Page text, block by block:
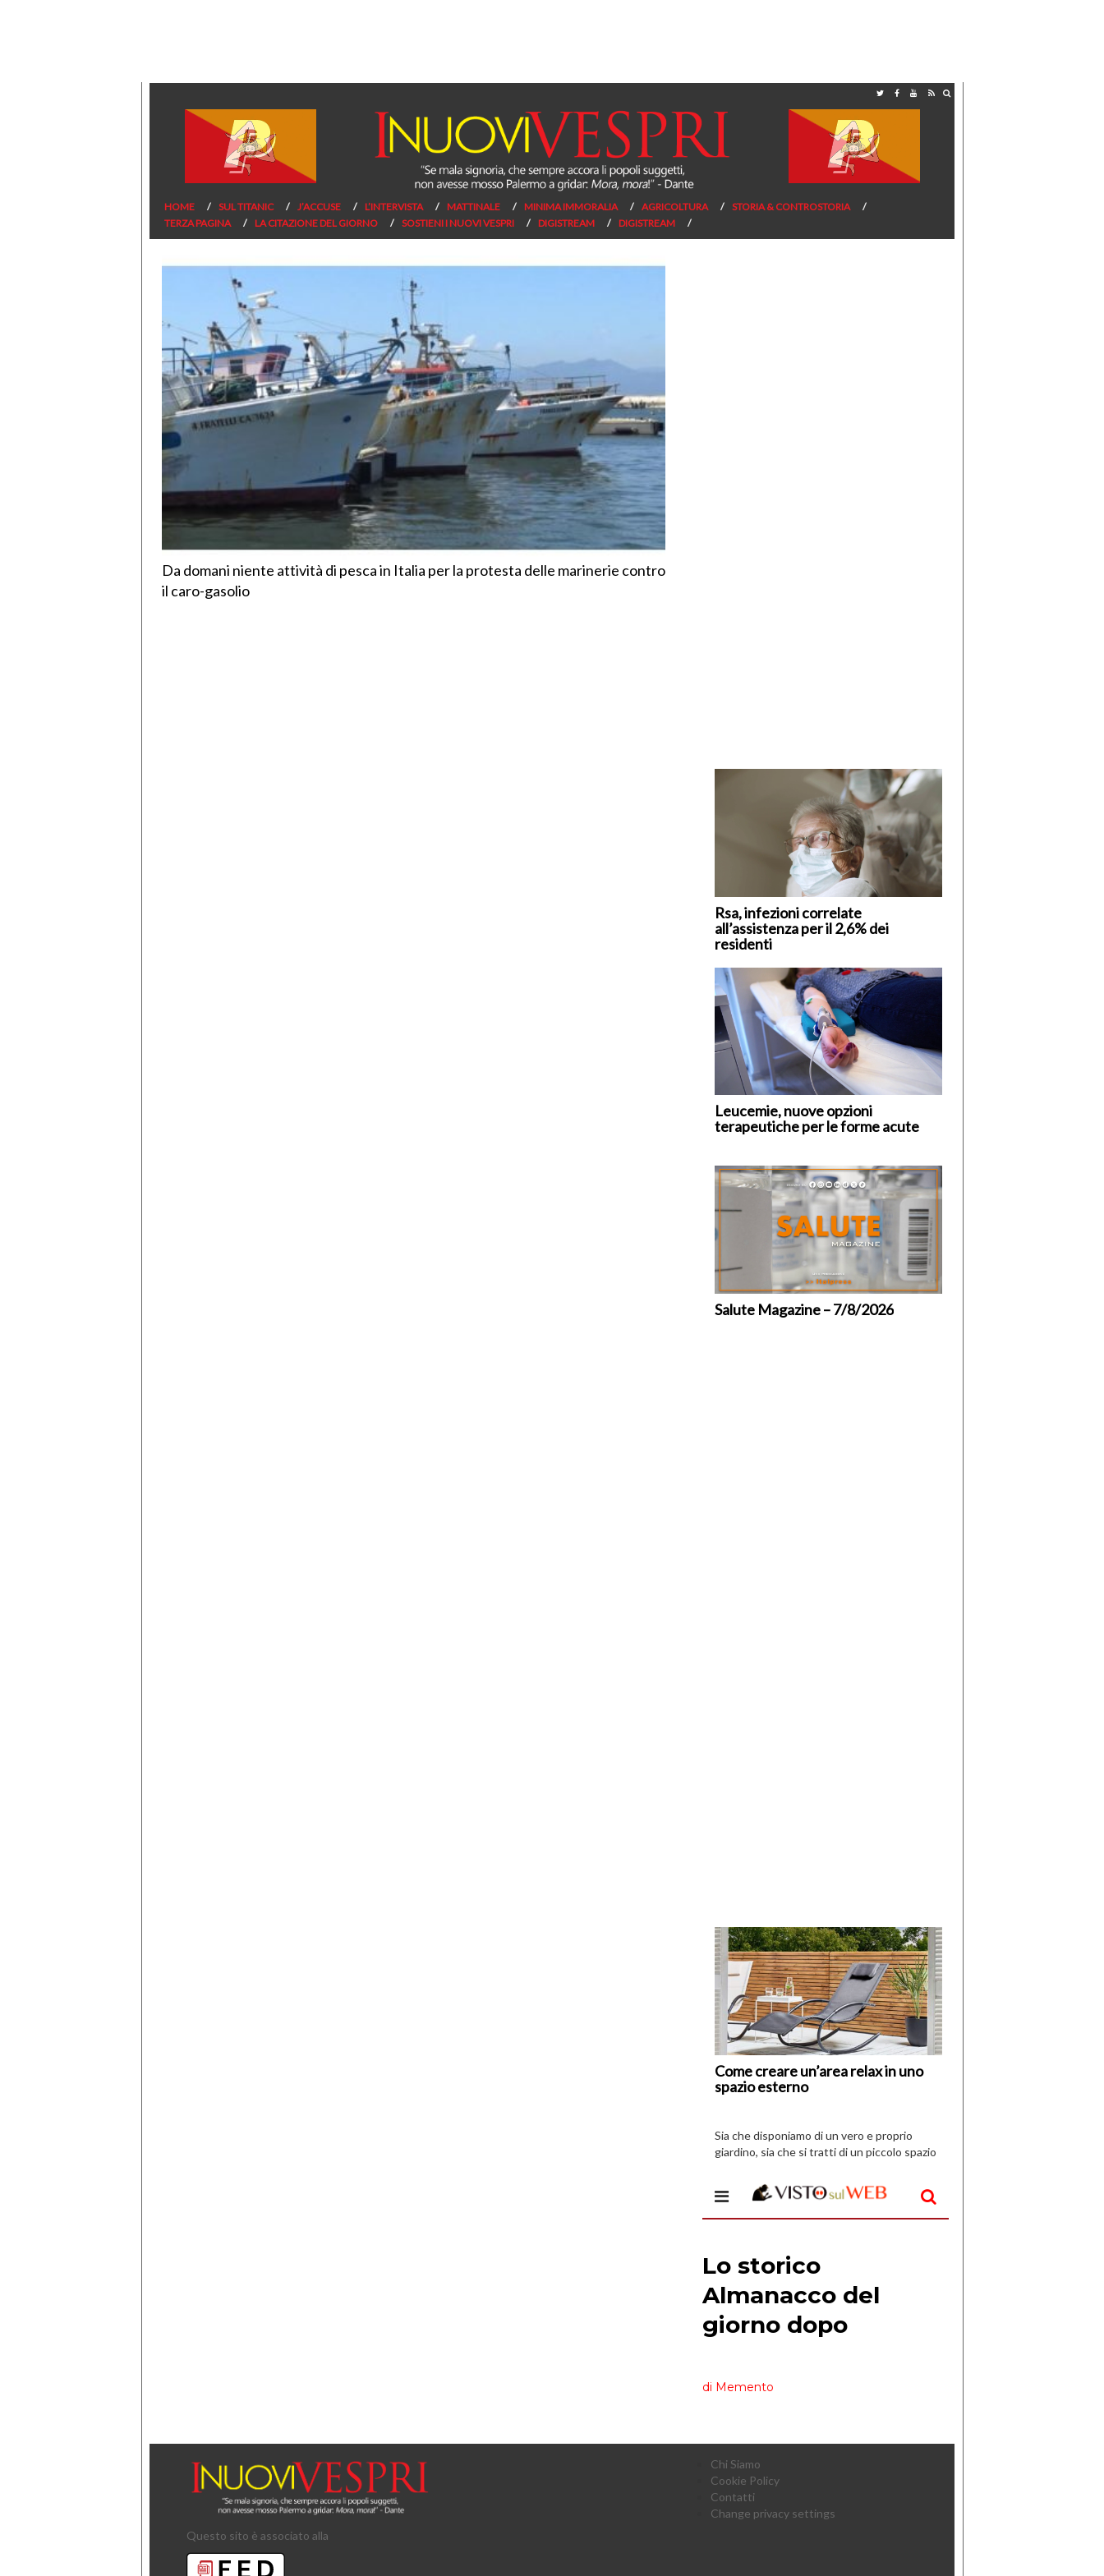
HOME SUL TITANIC J’ACCUSE L’INTERVISTA MATTINALE MINIMA IMMORALIA AGRICOLTURA
STORIA & CONTROSTORIA
TERZA PAGINA
LA CITAZIONE DEL GIORNO SOSTIENI I NUOVI VESPRI DIGISTREAM DIGISTREAM
Da domani niente attività di pesca in Italia per la protesta delle marinerie contro
il caro-gasolio
Rsa, infezioni correlate
all’assistenza per il 2,6% dei
residenti
Leucemie, nuove opzioni
terapeutiche per le forme acute
Salute Magazine – 7/8/2026
Come creare un’area relax in uno
spazio esterno
di
I
Vespri
Sia che disponiamo di un vero e proprio
giardino, sia che si tratti di un piccolo spazio
Questo sito è associato alla
Chi Siamo
Cookie Policy
Contatti
Change privacy settings